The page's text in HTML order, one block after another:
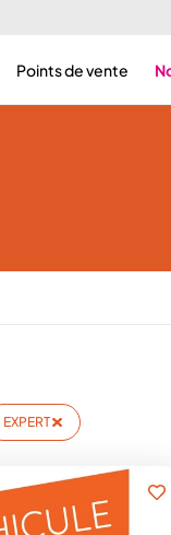
Points de vente
EXPERT